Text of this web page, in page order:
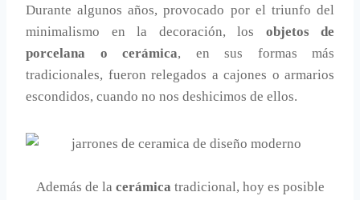
Durante algunos años, provocado por el triunfo del
minimalismo en la decoración, los objetos de
porcelana o cerámica, en sus formas más
tradicionales, fueron relegados a cajones o armarios
escondidos, cuando no nos deshicimos de ellos.
Además de la cerámica tradicional, hoy es posible